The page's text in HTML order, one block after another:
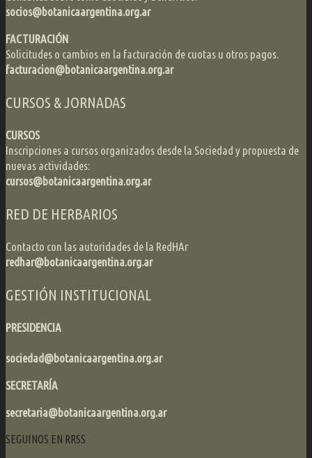
socios@botanicaargentina.org.ar
FACTURACIÓN
Solicitudes o cambios en la facturación de cuotas u otros pagos.
facturacion@botanicaargentina.org.ar
CURSOS & JORNADAS
CURSOS
Inscripciones a cursos organizados desde la Sociedad y propuesta de
nuevas actividades:
cursos@botanicaargentina.org.ar
RED DE HERBARIOS
Contacto con las autoridades de la RedHAr
redhar@botanicaargentina.org.ar
GESTIÓN INSTITUCIONAL
PRESIDENCIA
sociedad@botanicaargentina.org.ar
SECRETARÍA
secretaria@botanicaargentina.org.ar
SEGUINOS EN RRSS